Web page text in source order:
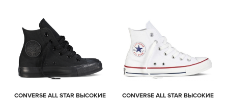
CONVERSE ALL STAR ВЫСОКИЕ CONVERSE ALL STAR ВЫСОКИЕ